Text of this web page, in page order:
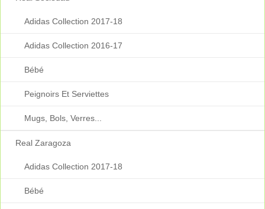
Adidas Collection 2017-18
Adidas Collection 2016-17
Bébé
Peignoirs Et Serviettes
Mugs, Bols, Verres...
Real Zaragoza
Adidas Collection 2017-18
Bébé